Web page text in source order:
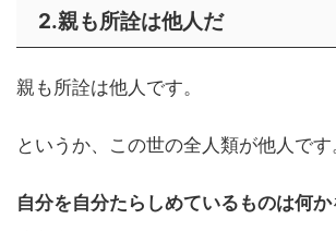
2.親も所詮は他人だ
親も所詮は他人です。
というか、この世の全人類が他人です
自分を自分たらしめているものは何か